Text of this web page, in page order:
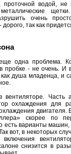
водой, не
очень
так как
одна проблема.
пробке - не очень. И
душа младенца, и
Часть
охлаждения для
двигателя.
скорее по
варианты машин,
вот, в некоторых
снизится в